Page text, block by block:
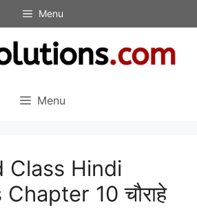
Menu
Menu
Class Hindi
10 चौराहे